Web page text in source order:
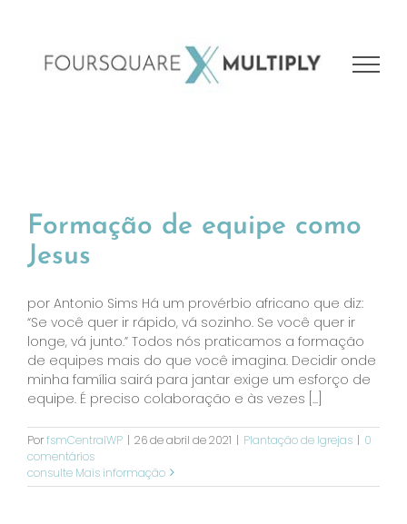
conteúdo
Formação de equipe como
Jesus
por Antonio Sims Há um provérbio africano que diz:
“Se você quer ir rápido, vá sozinho. Se você quer ir
longe, vá junto.” Todos nós praticamos a formação
de equipes mais do que você imagina. Decidir onde
minha família sairá para jantar exige um esforço de
equipe. É preciso colaboração e às vezes [...]
PorfsmCentralWP | 26 de abril de 2021 | Plantação de Igrejas | 0
comentários
consulte Mais informação